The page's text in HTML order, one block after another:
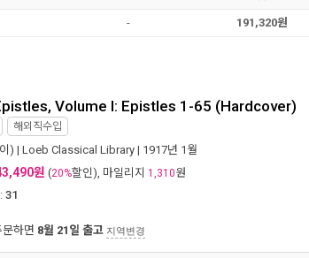
- 191,320원
Volume I: Epistles 1-65 (Hardcover)
해외직수입
) | Loeb Classical Library | 1917년 1월
원 (20%할인), 마일리지 1,310원
31
문하면 8월 21일 출고 지역변경